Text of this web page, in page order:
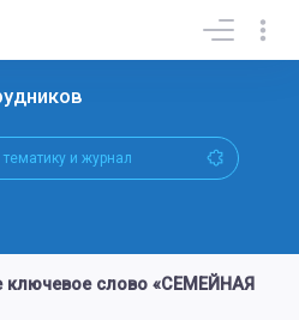
ключевое слово «СЕМЕЙНАЯ